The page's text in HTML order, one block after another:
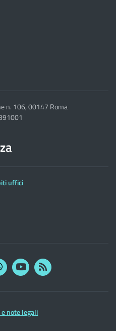
n. 106, 00147 Roma
uffici
YouTubeRSS
e note legali